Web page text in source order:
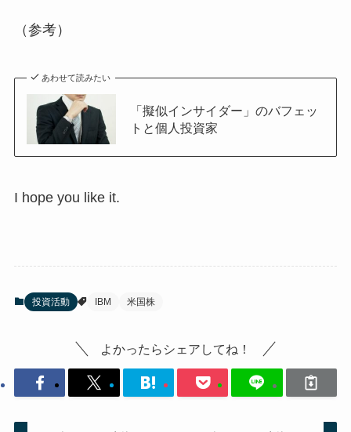
（参考）
あわせて読みたい
「擬似インサイダー」のバフェッ
トと個人投資家
I hope you like it.
投資活動 IBM 米国株
よかったらシェアしてね！